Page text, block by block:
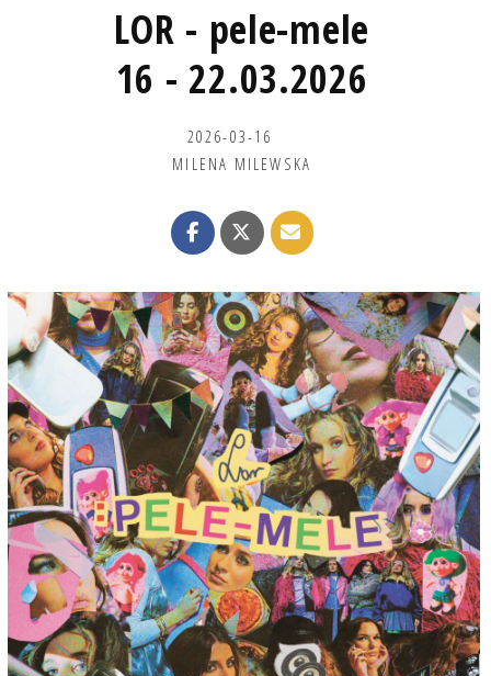
LOR - pele-mele
16 - 22.03.2026
2026-03-16
MILENA MILEWSKA